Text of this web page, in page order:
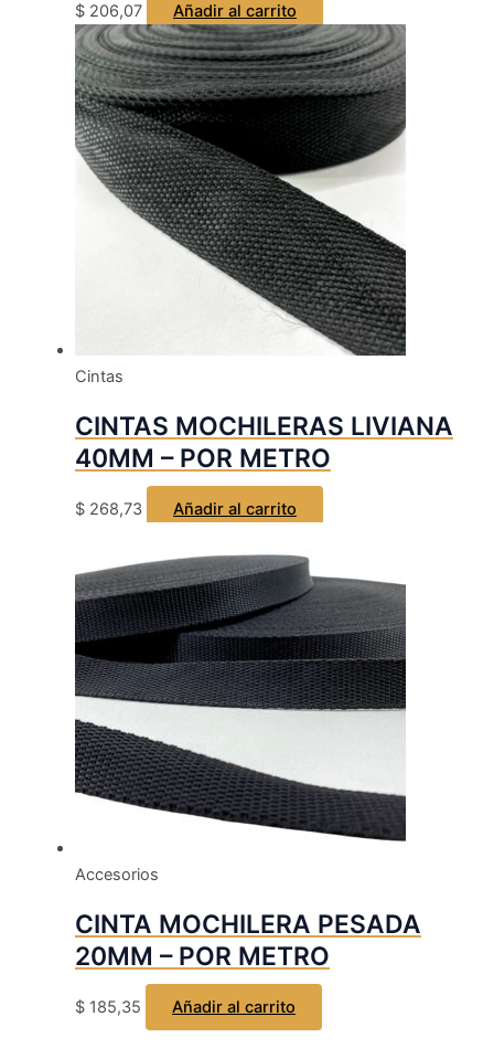
$ 206,07 Añadir al carrito
Cintas
CINTAS MOCHILERAS LIVIANA
40MM – POR METRO
$ 268,73 Añadir al carrito
Accesorios
CINTA MOCHILERA PESADA
20MM – POR METRO
$ 185,35 Añadir al carrito